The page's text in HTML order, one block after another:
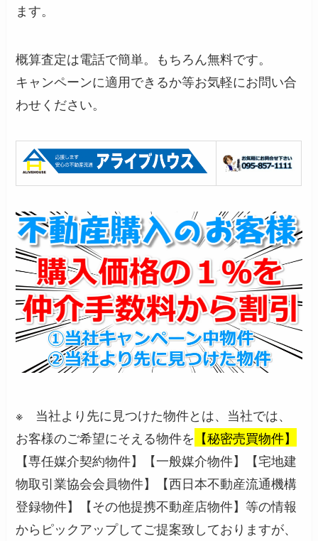
ます。
概算査定は電話で簡単。もちろん無料です。
キャンペーンに適用できるか等お気軽にお問い合
わせください。
※ 当社より先に見つけた物件とは、当社では、
お客様のご希望にそえる物件を 【秘密売買物件】
【専任媒介契約物件】【一般媒介物件】【宅地建
物取引業協会会員物件】【西日本不動産流通機構
登録物件】【その他提携不動産店物件】等の情報
からピックアップしてご提案致しておりますが、